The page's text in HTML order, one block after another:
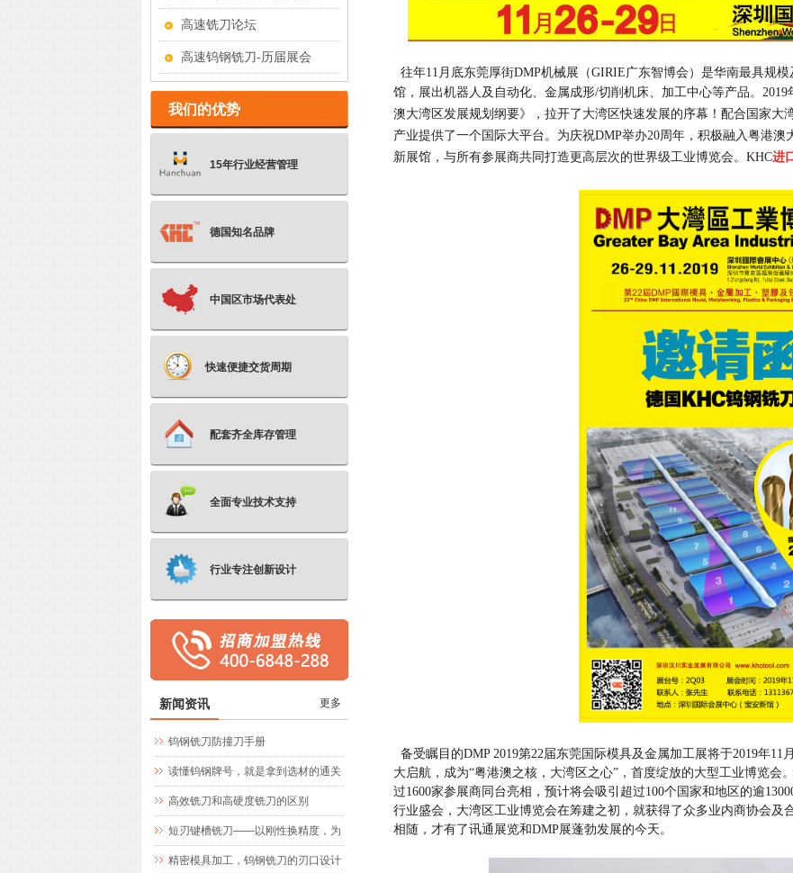
往年11月底东莞厚街DMP机械展（GIRIE广东智博会）是华南最具规
馆，展出机器人及自动化、金属成形/切削机床、加工中心等产品。
澳大湾区发展规划纲要》，拉开了大湾区快速发展的序幕！配合国家大
产业提供了一个国际大平台。为庆祝DMP举办20周年，积极融入粤港澳
新展馆，与所有参展商共同打造更高层次的世界级工业博览会。KHC进
备受瞩目的DMP 2019第22届东莞国际模具及金属加工展将于2019年11
大启航，成为“粤港澳之核，大湾区之心”，首度绽放的大型工业博览会
过1600家参展商同台亮相，预计将会吸引超过100个国家和地区的逾
行业盛会，大湾区工业博览会在筹建之初，就获得了众多业内商协会及
相随，才有了讯通展览和DMP展蓬勃发展的今天。
高速铣刀论坛
高速钨钢铣刀-历届展会
我们的优势
15年行业经营管理
德国知名品牌
中国区市场代表处
快速便捷交货周期
配套齐全库存管理
全面专业技术支持
行业专注创新设计
新闻资讯 更多
钨钢铣刀防撞刀手册
读懂钨钢牌号，就是拿到选材的通关
文牒
高效铣刀和高硬度铣刀的区别
短刃键槽铣刀——以刚性换精度，为
精密键槽加工而生
精密模具加工，钨钢铣刀的刃口设计